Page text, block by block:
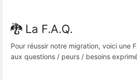
🐉 La F.A.Q.
Pour réussir notre migration, voici une
aux questions / peurs / besoins